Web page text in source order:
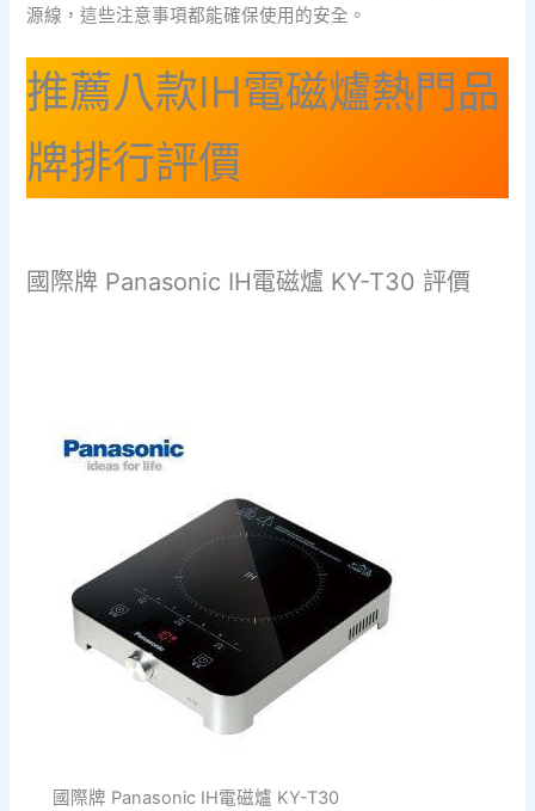
源線，這些注意事項都能確保使用的安全。
推薦八款IH電磁爐熱門品
牌排行評價
國際牌 Panasonic IH電磁爐 KY-T30 評價
國際牌 Panasonic IH電磁爐 KY-T30